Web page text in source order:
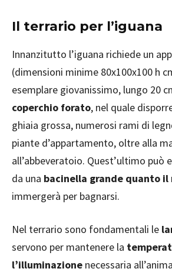
Il terrario per l’iguana
Innanzitutto l’iguana richiede un
(dimensioni minime 80x100x100 h
esemplare giovanissimo, lungo 20
coperchio forato, nel quale
ghiaia grossa, numerosi rami di
piante d’appartamento, oltre alla
all’abbeveratoio. Quest’ultimo può
da una bacinella grande quanto
immergerà per bagnarsi.
Nel terrario sono fondamentali le
servono per mantenere la
l’illuminazione necessaria